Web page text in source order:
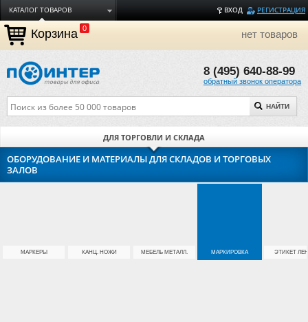
ВХОД РЕГИСТРАЦИЯ
КАТАЛОГ ТОВАРОВ
ДОСТАВКА
ОПЛАТА
ТОРГОВЫЕ МАРКИ
О КОМПАНИИ
ЗАДАТЬ ВОПРОС
Корзина 0 нет товаров
8 (495) 640-88-99
обратный звонок оператора
НАЙТИ
ДЛЯ ТОРГОВЛИ И СКЛАДА
ОБОРУДОВАНИЕ И МАТЕРИАЛЫ ДЛЯ СКЛАДОВ И ТОРГОВЫХ
ЗАЛОВ
МАРКЕРЫ КАНЦ. НОЖИ МЕБЕЛЬ МЕТАЛЛ. МАРКИРОВКА ЭТИКЕТ